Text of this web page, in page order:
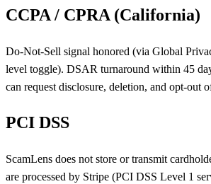
CCPA / CPRA (California)
Do-Not-Sell signal honored (via Global
level toggle). DSAR turnaround within 45
can request disclosure, deletion, and opt-out
PCI DSS
ScamLens does not store or transmit
are processed by Stripe (PCI DSS Level 1